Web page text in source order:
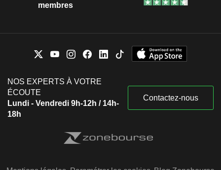
membres
NOS EXPERTS À VOTRE
ÉCOUTE
Lundi - Vendredi 9h-12h / 14h-
18h
Contactez-nous